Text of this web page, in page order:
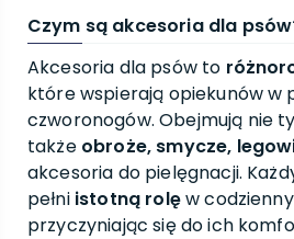
Czym są akcesoria dla
Akcesoria dla psów to
które wspierają opiekunów w
czworonogów. Obejmują nie
także obroże, smycze,
akcesoria do pielęgnacji.
pełni istotną rolęw
przyczyniając się do ich